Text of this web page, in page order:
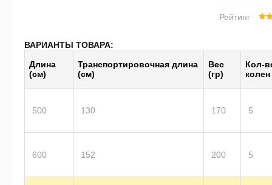
Рейтинг
ВАРИАНТЫ ТОВАРА:
Длина
(см)
Транс­пор­тиро­воч­ная длина
(см)
Вес
(гр)
Кол-
колен
500 130 170 5
600 152 200 5